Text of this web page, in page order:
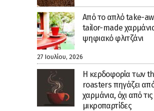
Από το απλό take-
tailor-made
ψηφιακό φλιτζάνι
27 Ιουλίου, 2026
Η κερδοφορία των
roasters πηγάζει
χαρμάνια, όχι από
μικροπαρτίδες